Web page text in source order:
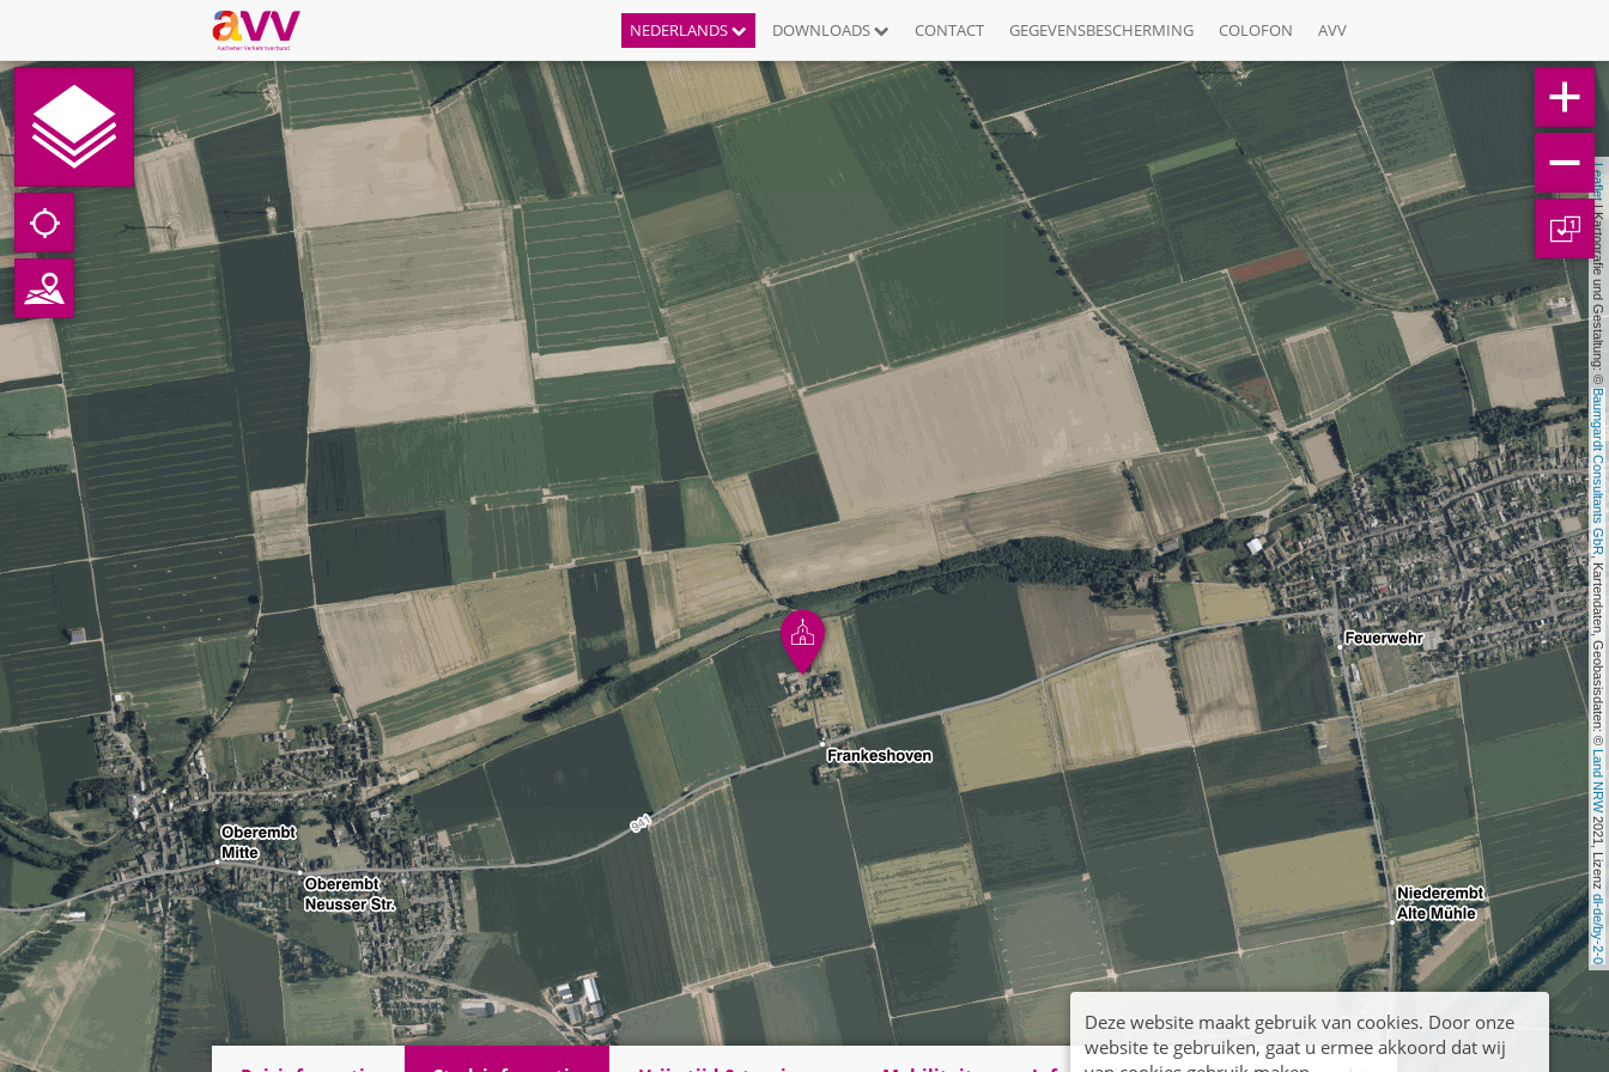
NEDERLANDS DOWNLOADS CONTACT GEGEVENSBESCHERMING COLOFON AVV
Leaflet
| Kartografie und Gestaltung: ©
Baumgardt Consultants GbR
, Kartendaten, Geobasisdaten: ©
Land NRW
2021, Lizenz
dl-de/by-2-0
1
Deze website maakt gebruik van cookies. Door onze
website te gebruiken, gaat u ermee akkoord dat wij